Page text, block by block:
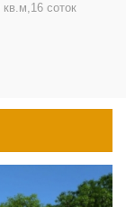
соток